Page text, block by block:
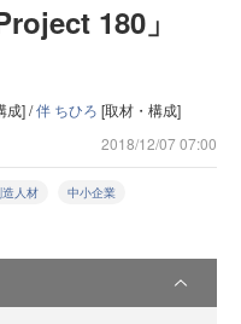
180」
成] /伴 ちひろ [取材・構成]
2018/12/07 07:00
人材 中小企業